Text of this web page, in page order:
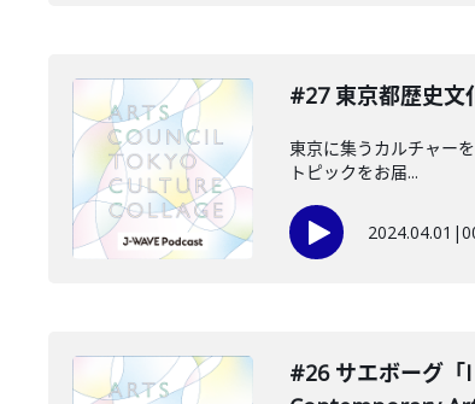
#27 東京都歴史文
東京に集うカルチャー
トピックをお届...
2024.04.01 |
#26 サエボーグ「